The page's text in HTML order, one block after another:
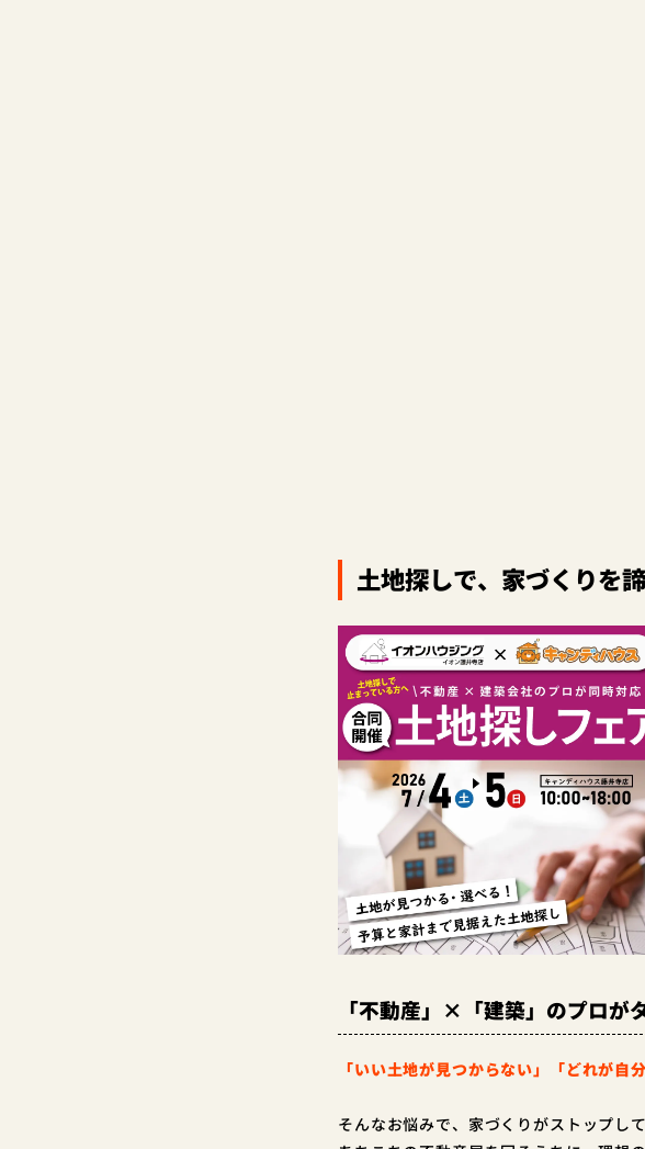
土地探しで、家づくりを
「不動産」×「建築」のプロが
「いい土地が見つからない」「どれが自
そんなお悩みで、家づくりがストップし